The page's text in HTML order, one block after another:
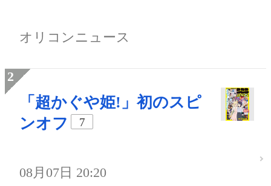
オリコンニュース
「超かぐや姫!」初のスピ
ンオフ
7
08月07日 20:20